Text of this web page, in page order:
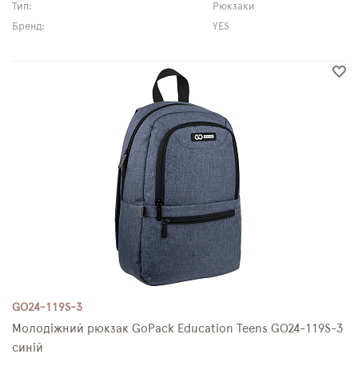
Тип:
Рюкзаки
Бренд:
YES
GO24-119S-3
Молодіжний рюкзак GoPack Education Teens GO24-119S-3
синій